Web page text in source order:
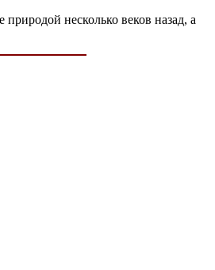
несколько веков назад, а